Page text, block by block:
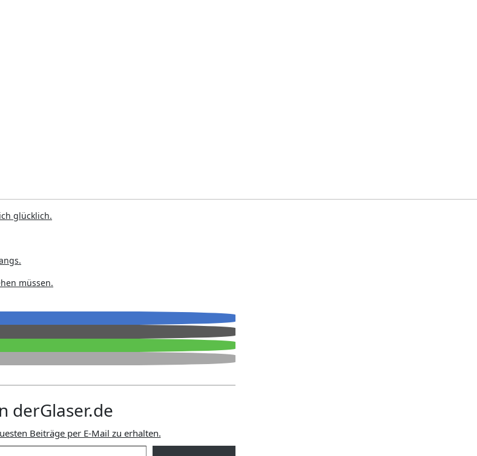
glücklich.
müssen.
derGlaser.de
Beiträge per E-Mail zu erhalten.